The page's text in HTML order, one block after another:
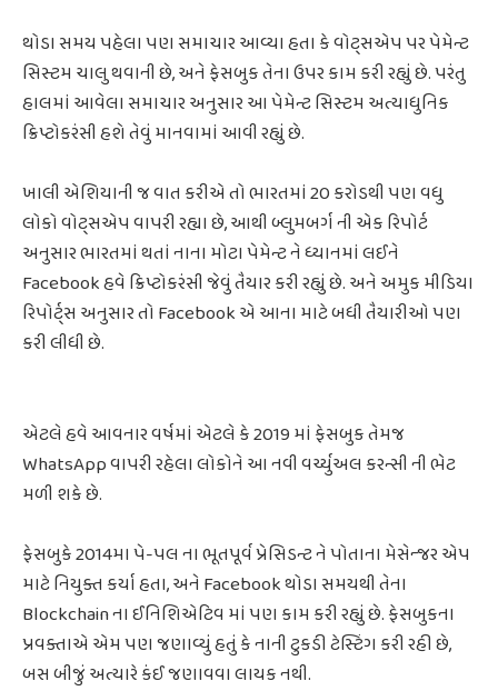
થોડા સમય પહેલા પણ સમાચાર આવ્યા હતા કે વોટ્સએપ પર પેમેન્ટ
સિસ્ટમ ચાલુ થવાની છે, અને ફેસબુક તેના ઉપર કામ કરી રહ્યું છે. પરંતુ
હાલમાં આવેલા સમાચાર અનુસાર આ પેમેન્ટ સિસ્ટમ અત્યાધુનિક
ક્રિપ્ટોકરંસી હશે તેવું માનવામાં આવી રહ્યું છે.
ખાલી એશિયાની જ વાત કરીએ તો ભારતમાં 20 કરોડથી પણ વધુ
લોકો વોટ્સએપ વાપરી રહ્યા છે, આથી બ્લુમબર્ગ ની એક રિપોર્ટ
અનુસાર ભારતમાં થતાં નાના મોટા પેમેન્ટ ને ધ્યાનમાં લઈને
Facebook હવે ક્રિપ્ટોકરંસી જેવું તૈયાર કરી રહ્યું છે. અને અમુક મીડિયા
રિપોર્ટ્સ અનુસાર તો Facebook એ આના માટે બધી તૈયારીઓ પણ
કરી લીધી છે.
એટલે હવે આવનાર વર્ષમાં એટલે કે 2019 માં ફેસબુક તેમજ
WhatsApp વાપરી રહેલા લોકોને આ નવી વર્ચ્યુઅલ કરન્સી ની ભેટ
મળી શકે છે.
ફેસબુકે 2014મા પે-પલ ના ભૂતપૂર્વ પ્રેસિડન્ટ ને પોતાના મેસેન્જર એપ
માટે નિયુક્ત કર્યા હતા, અને Facebook થોડા સમયથી તેના
Blockchain ના ઈનિશિએટિવ માં પણ કામ કરી રહ્યું છે. ફેસબુકના
પ્રવક્તાએ એમ પણ જણાવ્યું હતું કે નાની ટુકડી ટેસ્ટિંગ કરી રહી છે,
બસ બીજું અત્યારે કંઈ જણાવવા લાયક નથી.